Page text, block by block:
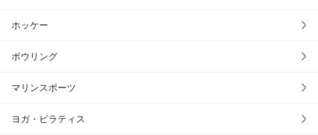
ホッケー
ボウリング
マリンスポーツ
ヨガ・ピラティス